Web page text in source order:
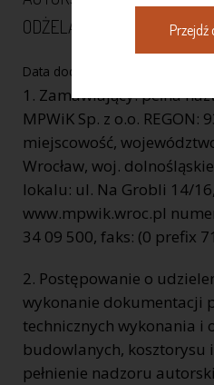
ODŻELAZIACZA ZPW NA
Data dodania:
1. Zamawiający: pełna
MPWiK Sp. z o.o. REGON:
miejscowość,
Wrocław, woj.
lokalu: ul. Na Grobli 14/
www.mpwik.wroc.pl
34 09 500, faks: (0 prefix
2. Postępowanie o
wykonanie dokumentacji
technicznych wykonania
budowlanych, kosztorysu
pełnienie nadzoru
Przejdź